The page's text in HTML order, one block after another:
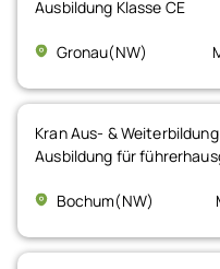
Ausbildung Klasse CE
Gronau(NW)
Kran Aus- & Weiterbildung
Ausbildung für
Bochum(NW)